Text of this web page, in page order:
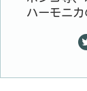
ハーモニカ